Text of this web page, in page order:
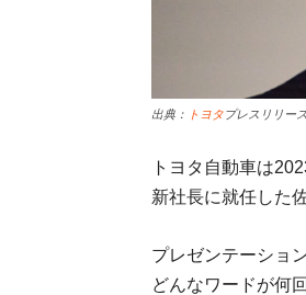
出典： トヨタプレスリリース
トヨタ自動車は
新社長に就任した
プレゼンテーショ
どんなワードが何